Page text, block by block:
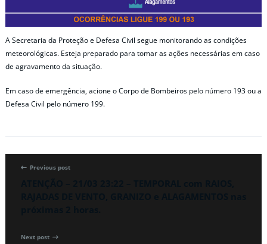
A Secretaria da Proteção e Defesa Civil segue monitorando as condições
meteorológicas. Esteja preparado para tomar as ações necessárias em caso
de agravamento da situação.
Em caso de emergência, acione o Corpo de Bombeiros pelo número 193 ou a
Defesa Civil pelo número 199.
Previous post
Next post